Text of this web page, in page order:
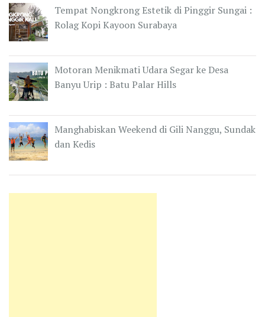
Tempat Nongkrong Estetik di Pinggir Sungai :
Rolag Kopi Kayoon Surabaya
Motoran Menikmati Udara Segar ke Desa
Banyu Urip : Batu Palar Hills
Manghabiskan Weekend di Gili Nanggu, Sundak
dan Kedis